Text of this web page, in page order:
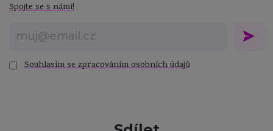
Spojte se s námi!
Souhlasím se zpracováním osobních údajů